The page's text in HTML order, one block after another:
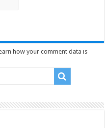
how your comment data is